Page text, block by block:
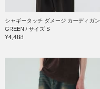
シャギータッチ ダメージ カーディガン
GREEN / サイズ S
¥4,488